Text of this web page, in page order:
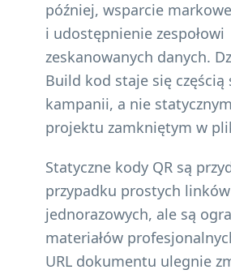
później, wsparcie
i udostępnienie zespołowi
zeskanowanych danych.
Build kod staje się częścią
kampanii, a nie
projektu zamkniętym w
Statyczne kody QR są
przypadku prostych linków
jednorazowych, ale są
materiałów
URL dokumentu ulegnie